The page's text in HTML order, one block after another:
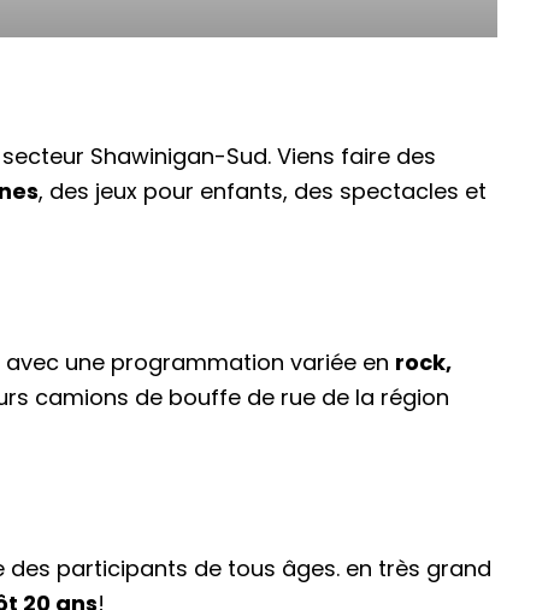
Shawinigan-Sud. Viens faire des
, des jeux pour enfants, des spectacles et
avec une programmation variée en rock,
camions de bouffe de rue de la région
des participants de tous âges. en très grand
20 ans!